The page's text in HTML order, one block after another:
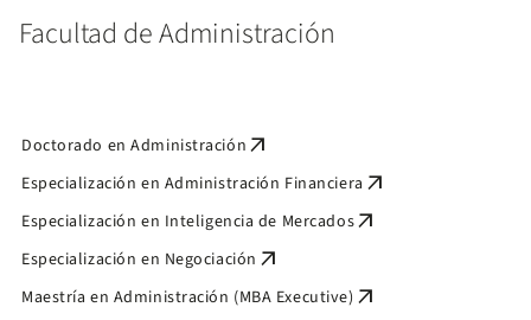
Facultad de Administración
Doctorado en Administración arrow_outward
Especialización en Administración Financiera arrow_outward
Especialización en Inteligencia de Mercadosarrow_outward
Especialización en Negociación arrow_outward
Maestría en Administración (MBA Executive) arrow_outward